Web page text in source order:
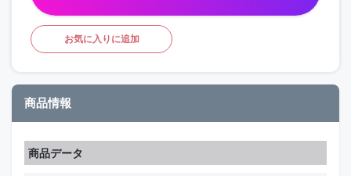
お気に入りに追加
商品情報
商品データ